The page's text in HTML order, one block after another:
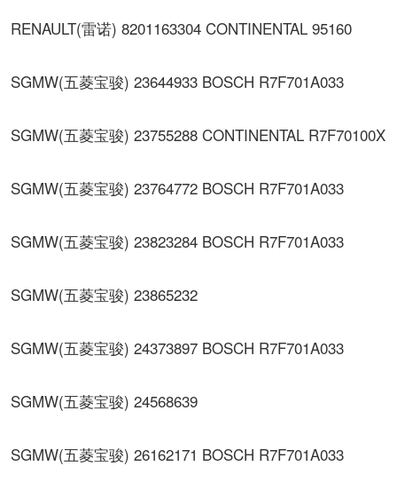
RENAULT(雷诺) 8201163304 CONTINENTAL 95160
SGMW(五菱宝骏) 23644933 BOSCH R7F701A033
SGMW(五菱宝骏) 23755288 CONTINENTAL R7F70100X
SGMW(五菱宝骏) 23764772 BOSCH R7F701A033
SGMW(五菱宝骏) 23823284 BOSCH R7F701A033
SGMW(五菱宝骏) 23865232
SGMW(五菱宝骏) 24373897 BOSCH R7F701A033
SGMW(五菱宝骏) 24568639
SGMW(五菱宝骏) 26162171 BOSCH R7F701A033